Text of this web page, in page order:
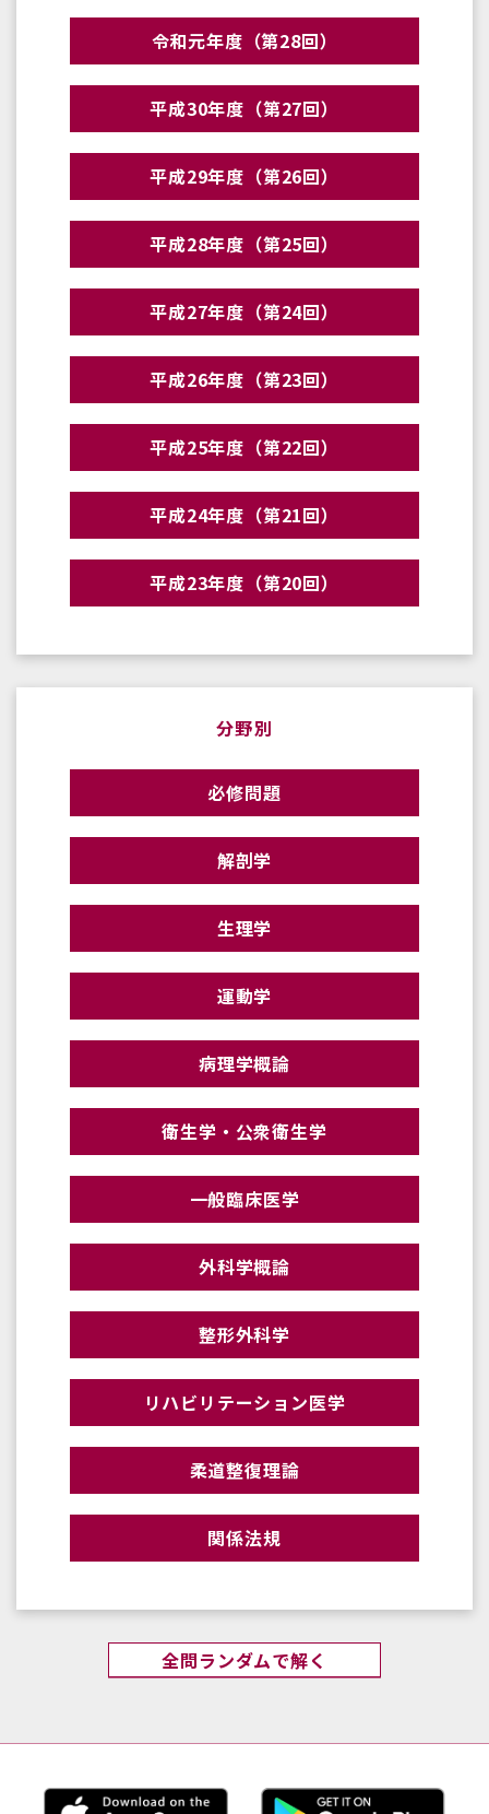
令和元年度（第28回）
平成30年度（第27回）
平成29年度（第26回）
平成28年度（第25回）
平成27年度（第24回）
平成26年度（第23回）
平成25年度（第22回）
平成24年度（第21回）
平成23年度（第20回）
分野別
必修問題
解剖学
生理学
運動学
病理学概論
衛生学・公衆衛生学
一般臨床医学
外科学概論
整形外科学
リハビリテーション医学
柔道整復理論
関係法規
全問ランダムで解く